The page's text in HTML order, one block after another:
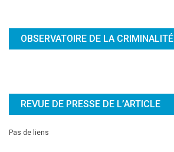
OBSERVATOIRE DE LA CRIMINALITÉ
REVUE DE PRESSE DE L’ARTICLE
Pas de liens